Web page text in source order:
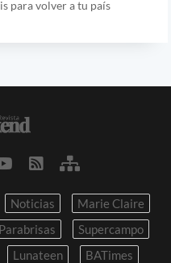
para volver a tu país
Noticias
Marie Claire
Parabrisas
Supercampo
Lunateen BATimes